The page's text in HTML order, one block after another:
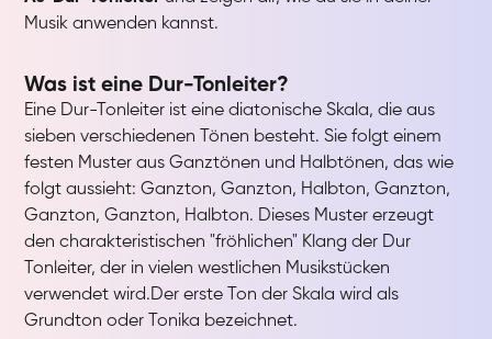
Musik anwenden kannst.
Was ist eine Dur-Tonleiter?
Eine Dur-Tonleiter ist eine diatonische Skala, die aus
sieben verschiedenen Tönen besteht. Sie folgt einem
festen Muster aus Ganztönen und Halbtönen, das wie
folgt aussieht: Ganzton, Ganzton, Halbton, Ganzton,
Ganzton, Ganzton, Halbton. Dieses Muster erzeugt
den charakteristischen "fröhlichen" Klang der Dur
Tonleiter, der in vielen westlichen Musikstücken
verwendet wird.Der erste Ton der Skala wird als
Grundton oder Tonika bezeichnet.